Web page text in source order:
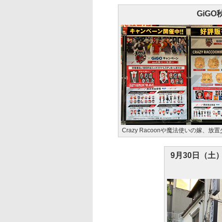
GiGO
Crazy Racoonや魔法使いの嫁、放置
9月30日（土